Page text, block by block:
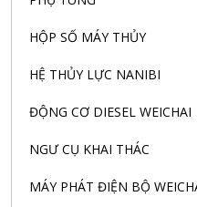
HỘP SỐ MÁY THỦY
HỆ THỦY LỰC NANIBI
ĐỘNG CƠ DIESEL WEICHAI
NGƯ CỤ KHAI THÁC
MÁY PHÁT ĐIỆN BỘ